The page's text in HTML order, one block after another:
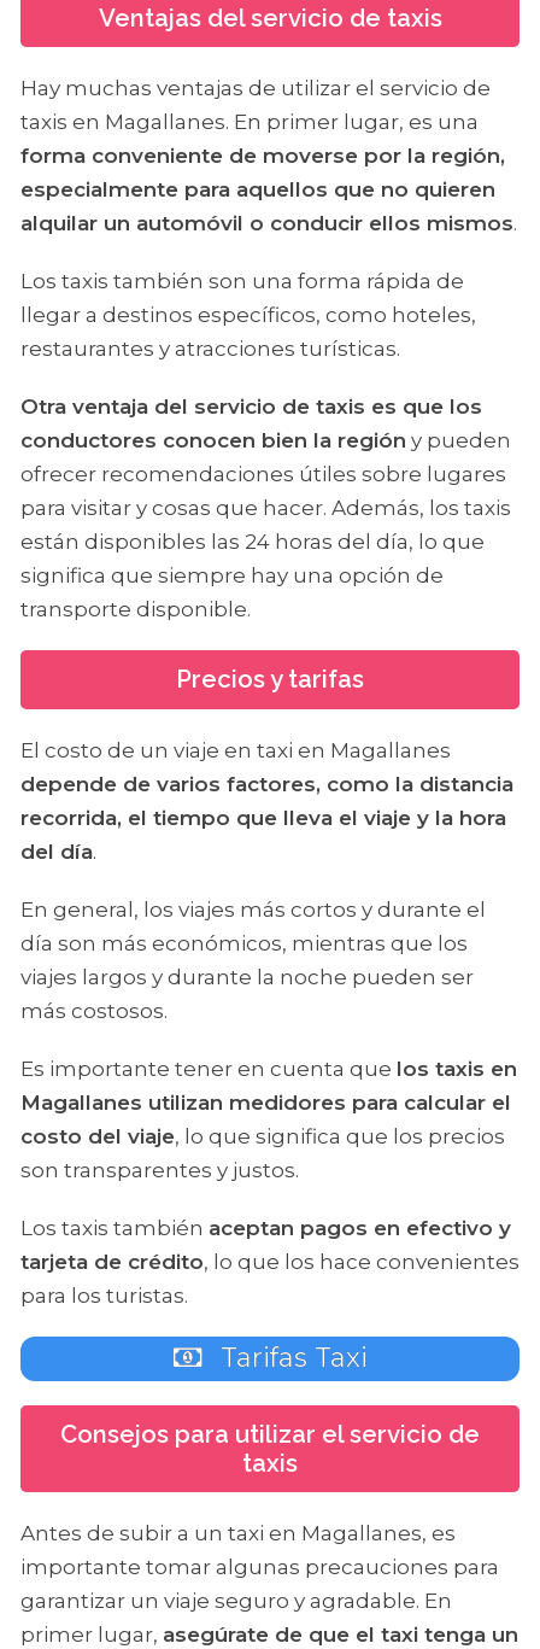
Ventajas del servicio de taxis
Hay muchas ventajas de utilizar el servicio de
taxis en Magallanes. En primer lugar, es una
forma conveniente de moverse por la región,
especialmente para aquellos que no quieren
alquilar un automóvil o conducir ellos mismos.
Los taxis también son una forma rápida de
llegar a destinos específicos, como hoteles,
restaurantes y atracciones turísticas.
Otra ventaja del servicio de taxis es que los
conductores conocen bien la región y pueden
ofrecer recomendaciones útiles sobre lugares
para visitar y cosas que hacer. Además, los taxis
están disponibles las 24 horas del día, lo que
significa que siempre hay una opción de
transporte disponible.
Precios y tarifas
El costo de un viaje en taxi en Magallanes
depende de varios factores, como la distancia
recorrida, el tiempo que lleva el viaje y la hora
del día.
En general, los viajes más cortos y durante el
día son más económicos, mientras que los
viajes largos y durante la noche pueden ser
más costosos.
Es importante tener en cuenta que los taxis en
Magallanes utilizan medidores para calcular el
costo del viaje, lo que significa que los precios
son transparentes y justos.
Los taxis también aceptan pagos en efectivo y
tarjeta de crédito, lo que los hace convenientes
para los turistas.
Tarifas Taxi
Consejos para utilizar el servicio de
taxis
Antes de subir a un taxi en Magallanes, es
importante tomar algunas precauciones para
garantizar un viaje seguro y agradable. En
primer lugar, asegúrate de que el taxi tenga un